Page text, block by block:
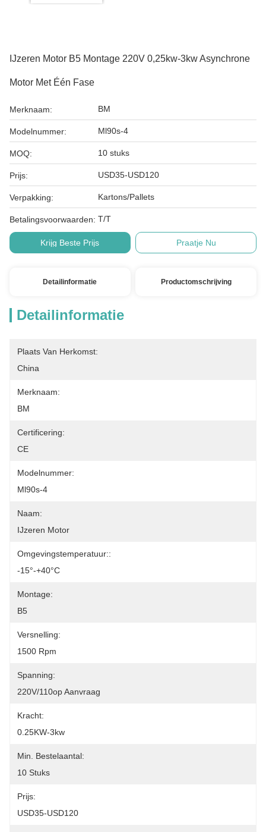
IJzeren Motor B5 Montage 220V 0,25kw-3kw Asynchrone
Motor Met Één Fase
Merknaam: BM
Modelnummer: Ml90s-4
MOQ: 10 stuks
Prijs: USD35-USD120
Verpakking: Kartons/Pallets
Betalingsvoorwaarden: T/T
Krijg Beste Prijs Praatje Nu
Detailinformatie Productomschrijving
Detailinformatie
Plaats Van Herkomst:
China
Merknaam:
BM
Certificering:
CE
Modelnummer:
Ml90s-4
Naam:
IJzeren Motor
Omgevingstemperatuur::
-15°-+40°C
Montage:
B5
Versnelling:
1500 Rpm
Spanning:
220V/110op Aanvraag
Kracht:
0.25KW-3kw
Min. Bestelaantal:
10 Stuks
Prijs:
USD35-USD120